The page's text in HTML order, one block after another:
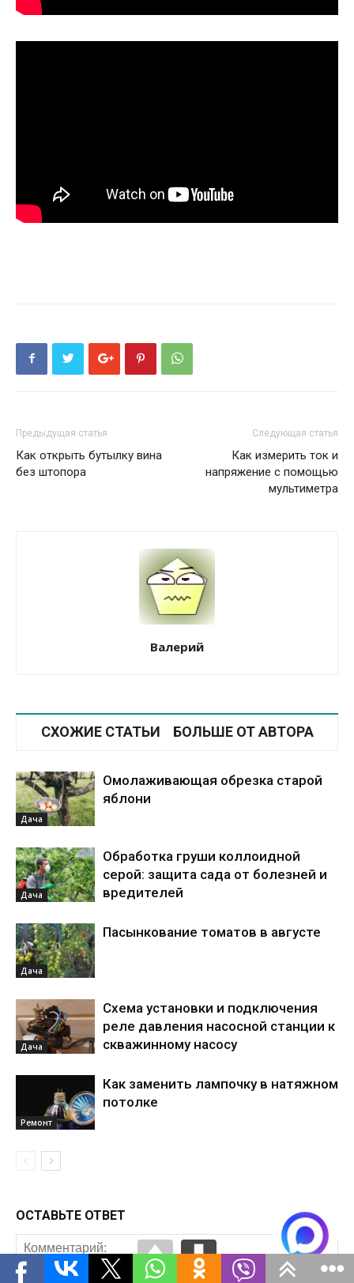
Предыдущая статья
Как открыть бутылку вина
без штопора
Следующая статья
Как измерить ток и
напряжение с помощью
мультиметра
Валерий
СХОЖИЕ СТАТЬИ БОЛЬШЕ ОТ АВТОРА
Дача
Омолаживающая обрезка старой
яблони
Дача
Обработка груши коллоидной
серой: защита сада от болезней и
вредителей
Дача
Пасынкование томатов в августе
Дача
Схема установки и подключения
реле давления насосной станции к
скважинному насосу
Ремонт
Как заменить лампочку в натяжном
потолке
ОСТАВЬТЕ ОТВЕТ